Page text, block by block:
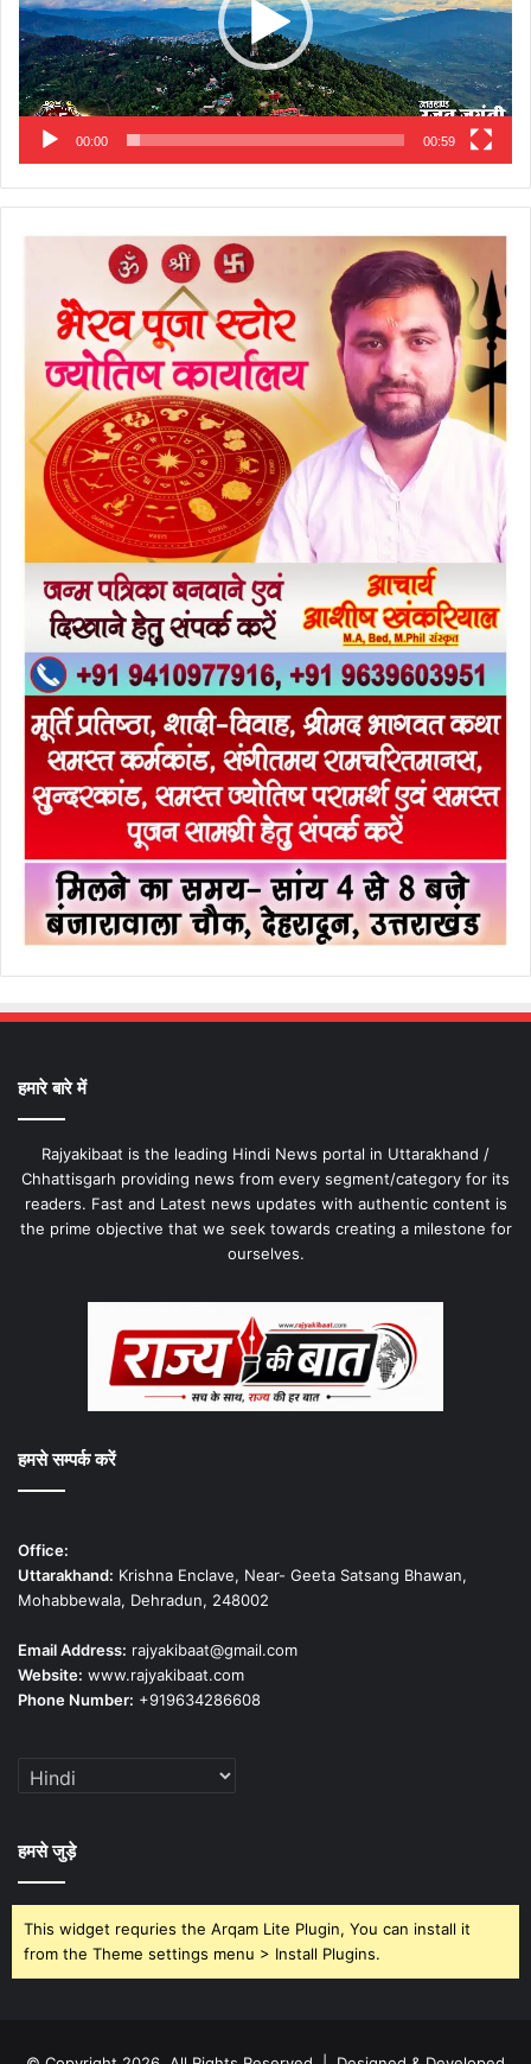
00:00 00:59
हमारे बारे में
Rajyakibaat is the leading Hindi News portal in Uttarakhand /
Chhattisgarh providing news from every segment/category for its
readers. Fast and Latest news updates with authentic content is
the prime objective that we seek towards creating a milestone for
ourselves.
हमसे सम्पर्क करें
Office:
Uttarakhand: Krishna Enclave, Near- Geeta Satsang Bhawan,
Mohabbewala, Dehradun, 248002
Email Address: rajyakibaat@gmail.com
Website: www.rajyakibaat.com
Phone Number: +919634286608
हमसे जुड़े
This widget requries the Arqam Lite Plugin, You can install it
from the Theme settings menu > Install Plugins.